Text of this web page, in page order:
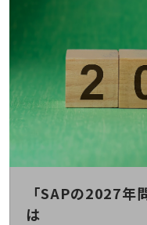
データ利活用
運用管理
業務支援・マーケティング
課題・ニーズで探す
課題・ニーズで探すTOP
「SAPの2027年
は